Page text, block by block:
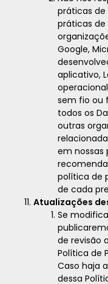
práticas
práticas
Google,
aplicativo,
sem fio ou
todos os
outras
em nossas
política de
de cada
Atualizações
Se
de revisão
Política de
Caso haja
dessa